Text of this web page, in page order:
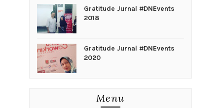
Gratitude Jurnal #DNEvents
2018
Gratitude Jurnal #DNEvents
2020
Menu